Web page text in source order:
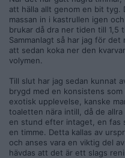
att hälla allt genom en bit tyg.
massan in i kastrullen igen
brukar då dra ner tiden till 1,5
Sammanlagt så har jag för
att sedan koka ner den
volymen.
Till slut har jag sedan kunnat
brygd med en konsistens
exotisk upplevelse, kanske
toaletten nära intill, då de
en stund efter intaget, en fas
en timme. Detta kallas av
och anses vara en viktig del
hävdas att det är ett slags